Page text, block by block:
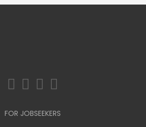
FOR JOBSEEKERS